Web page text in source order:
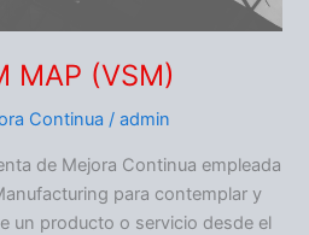
MAP (VSM)
Continua /admin
de Mejora Continua empleada
para contemplar y
un producto o servicio desde el